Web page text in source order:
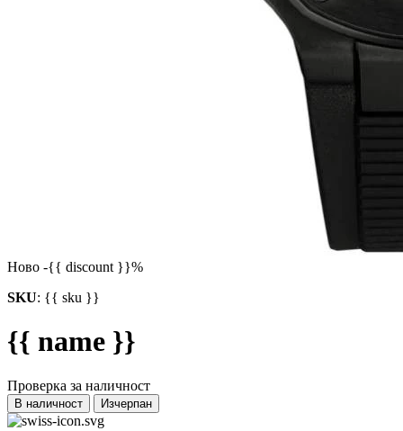
Ново -{{ discount }}%
SKU: {{ sku }}
{{ name }}
Проверка за наличност
В наличност Изчерпан